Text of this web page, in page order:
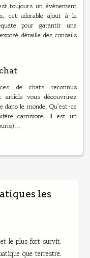
toujours un événement
cet adorable ajout à la
pour garantir une
détaille des conseils
de chats reconnus
article vous découvrirez
dans le monde. Qu’est-ce
carnivore. Il est un
les
le plus fort survit.
que terrestre.